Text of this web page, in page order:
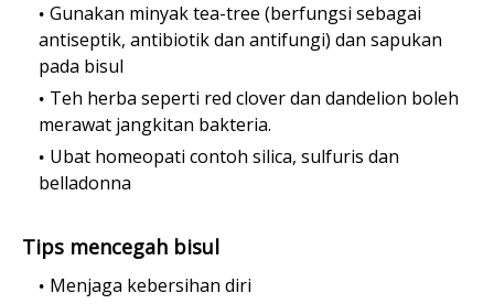
Gunakan minyak tea-tree (berfungsi sebagai
antiseptik, antibiotik dan antifungi) dan sapukan
pada bisul
Teh herba seperti red clover dan dandelion boleh
merawat jangkitan bakteria.
Ubat homeopati contoh silica, sulfuris dan
belladonna
Tips mencegah bisul
Menjaga kebersihan diri